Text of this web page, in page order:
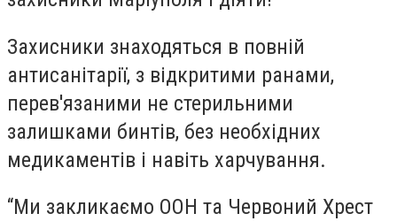
Захисники знаходяться в повній
антисанітарії, з відкритими ранами,
перев'язаними не стерильними
залишками бинтів, без необхідних
медикаментів і навіть харчування.
“Ми закликаємо ООН та Червоний Хрест